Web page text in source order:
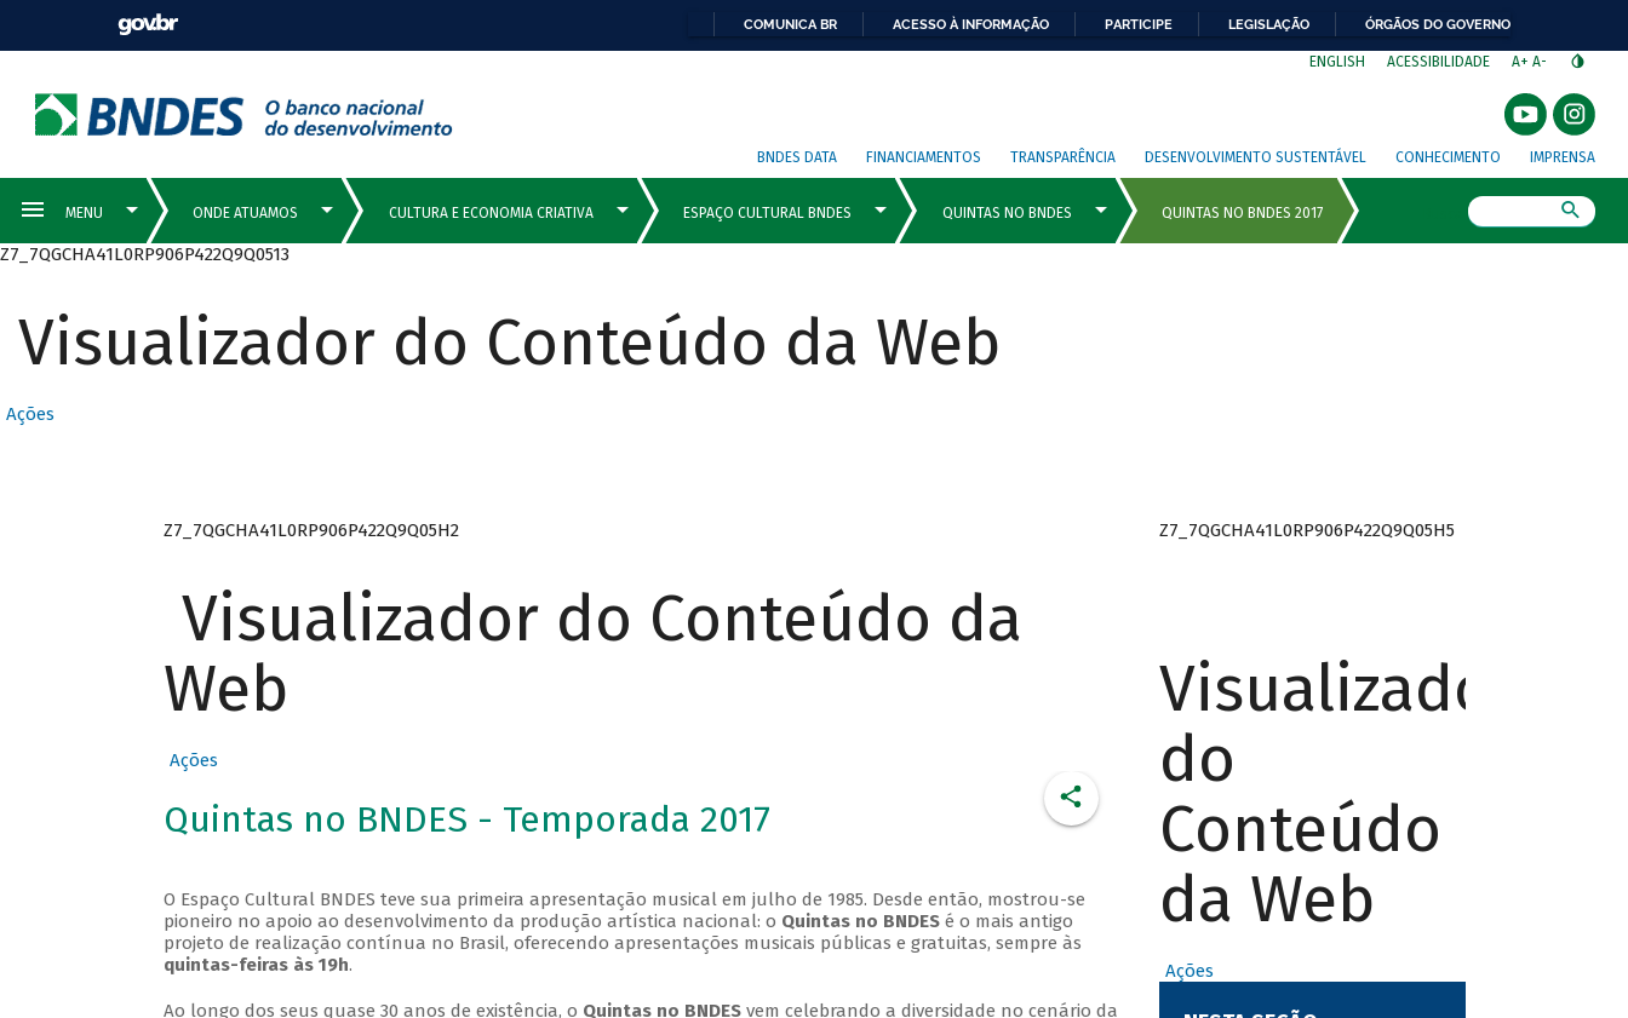
COMUNICA BR ACESSO À INFORMAÇÃO PARTICIPE LEGISLAÇÃO ÓRGÃOS DO GOVERNO
ENGLISH ACESSIBILIDADE A+ A-
BNDES DATA FINANCIAMENTOS TRANSPARÊNCIA DESENVOLVIMENTO SUSTENTÁVEL CONHECIMENTO IMPRENSA
Z7_7QGCHA41L0RP906P422Q9Q0513
Visualizador do Conteúdo da Web
Ações
Z7_7QGCHA41L0RP906P422Q9Q05H2
Visualizador do Conteúdo da
Web
Ações
Quintas no BNDES - Temporada 2017
O Espaço Cultural BNDES teve sua primeira apresentação musical em julho de 1985. Desde então, mostrou-se
pioneiro no apoio ao desenvolvimento da produção artística nacional: o Quintas no BNDESé o mais antigo
projeto de realização contínua no Brasil, oferecendo apresentações musicais públicas e gratuitas, sempre às
quintas-feiras às 19h.
Ao longo dos seus quase 30 anos de existência, o Quintas no BNDESvem celebrando a diversidade no cenário da
Z7_7QGCHA41L0RP906P422Q9Q05H5
Visualizador
do
Conteúdo
da Web
Ações